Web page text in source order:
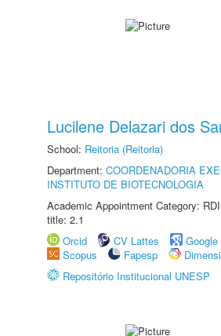
Lucilene Delazari dos
School: Reitoria (Reitoria)
Department: COORDENADORIA
INSTITUTO DE BIOTECNOLOGIA
Academic Appointment Category:
title: 2.1
Orcid
CV Lattes
Scopus
Fapesp
Repositório Institucional UNESP